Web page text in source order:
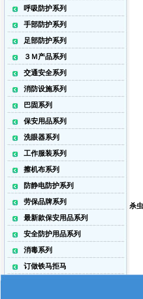
呼吸防护系列
手部防护系列
足部防护系列
３Ｍ产品系列
交通安全系列
消防设施系列
巴固系列
保安用品系列
洗眼器系列
工作服装系列
擦机布系列
防静电防护系列
劳保品牌系列
最新款保安用品系列
安全防护用品系列
消毒系列
订做铁马拒马
杀